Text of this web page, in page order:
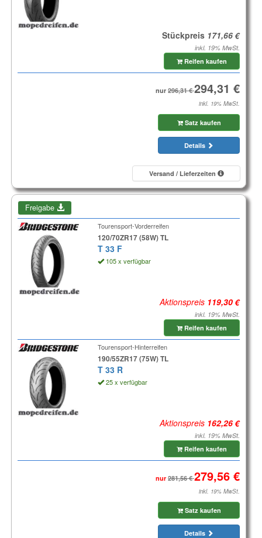
Stückpreis
inkl. 19% MwSt.
Reifen kaufen
nur
inkl. 19% MwSt.
Satz kaufen
Details
Versand / Lieferzeiten
Freigabe
Tourensport-Vorderreifen
120/70ZR17 (58W) TL
T 33 F
105 x verfügbar
Aktionspreis
inkl. 19% MwSt.
Reifen kaufen
Tourensport-Hinterreifen
190/55ZR17 (75W) TL
T 33 R
25 x verfügbar
Aktionspreis
inkl. 19% MwSt.
Reifen kaufen
nur
inkl. 19% MwSt.
Satz kaufen
Details